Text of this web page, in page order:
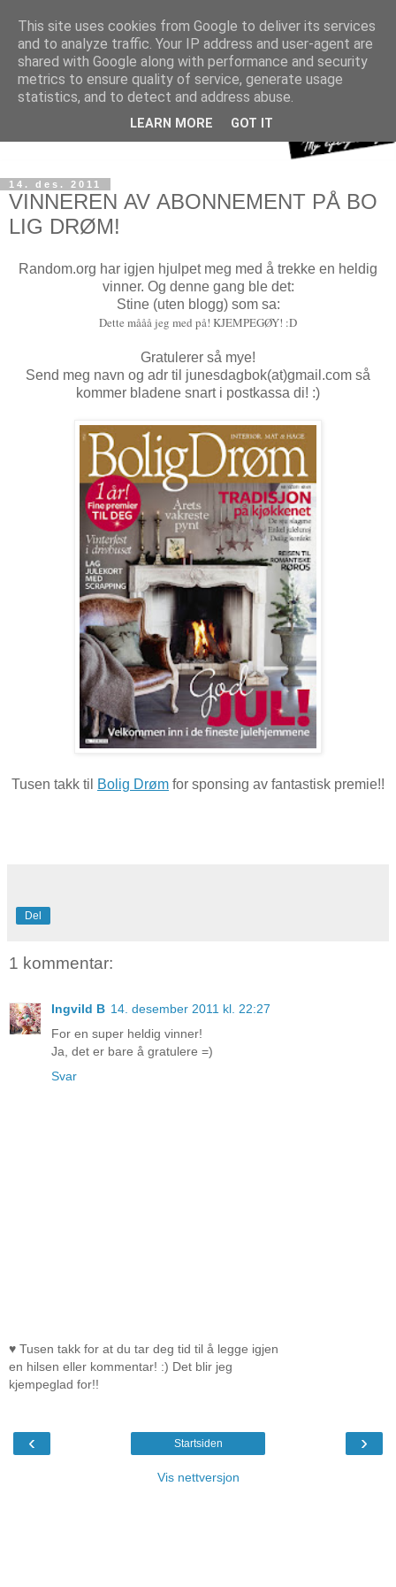
14. des. 2011
VINNEREN AV ABONNEMENT PÅ BO
LIG DRØM!
Random.org har igjen hjulpet meg med å trekke en heldig
vinner. Og denne gang ble det:
Stine (uten blogg) som sa:
Dette mååå jeg med på! KJEMPEGØY! :D
Gratulerer så mye!
Send meg navn og adr til junesdagbok(at)gmail.com så
kommer bladene snart i postkassa di! :)
Tusen takk til Bolig Drøm for sponsing av fantastisk premie!!
Del
1 kommentar:
Ingvild B 14. desember 2011 kl. 22:27
For en super heldig vinner!
Ja, det er bare å gratulere =)
Svar
♥ Tusen takk for at du tar deg tid til å legge igjen
en hilsen eller kommentar! :) Det blir jeg
kjempeglad for!!
‹ ›
Startsiden
Vis nettversjon
This site uses cookies from Google to deliver its services
and to analyze traffic. Your IP address and user-agent are
shared with Google along with performance and security
metrics to ensure quality of service, generate usage
statistics, and to detect and address abuse.
LEARN MORE GOT IT